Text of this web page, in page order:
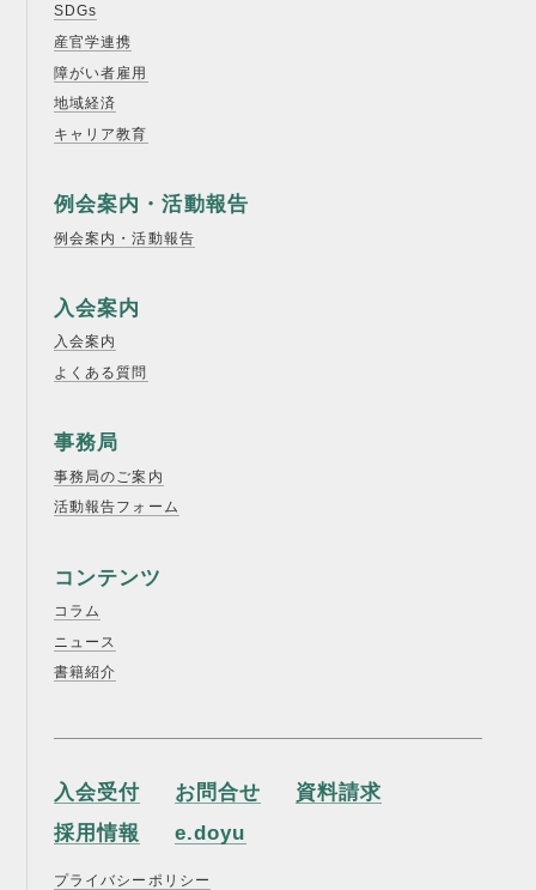
SDGs
産官学連携
障がい者雇用
地域経済
キャリア教育
例会案内・活動報告
例会案内・活動報告
入会案内
入会案内
よくある質問
事務局
事務局のご案内
活動報告フォーム
コンテンツ
コラム
ニュース
書籍紹介
入会受付 お問合せ
資料請求
採用情報
e.doyu
プライバシーポリシー